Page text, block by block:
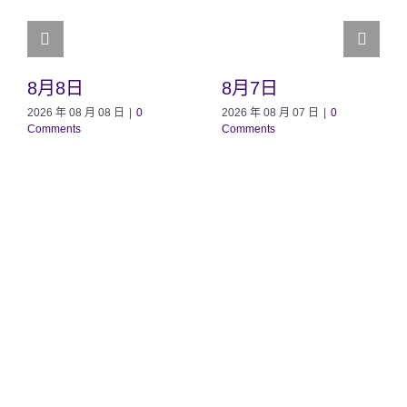
8月8日
2026 年 08 月 08 日
0
Comments
8月7日
2026 年 08 月 07 日
0
Comments